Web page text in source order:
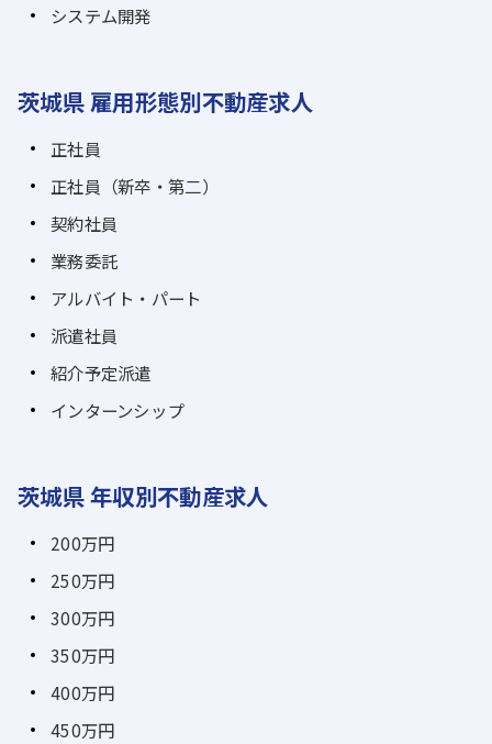
システム開発
茨城県 雇用形態別不動産求人
正社員
正社員（新卒・第二）
契約社員
業務委託
アルバイト・パート
派遣社員
紹介予定派遣
インターンシップ
茨城県 年収別不動産求人
200万円
250万円
300万円
350万円
400万円
450万円